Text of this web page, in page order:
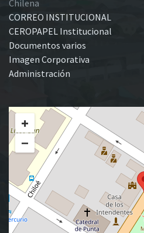
Chilena
CORREO INSTITUCIONAL
CEROPAPEL Institucional
Documentos varios
Imagen Corporativa
Administración
+
−